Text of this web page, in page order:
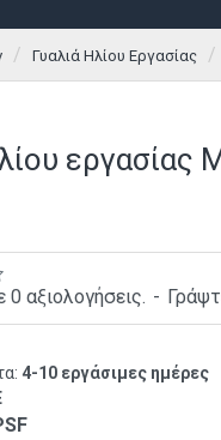
Γυαλιά Ηλίου Εργασίας
εργασίας
4-10 εργάσιμες ημέρες
αξιολογήσεις. -